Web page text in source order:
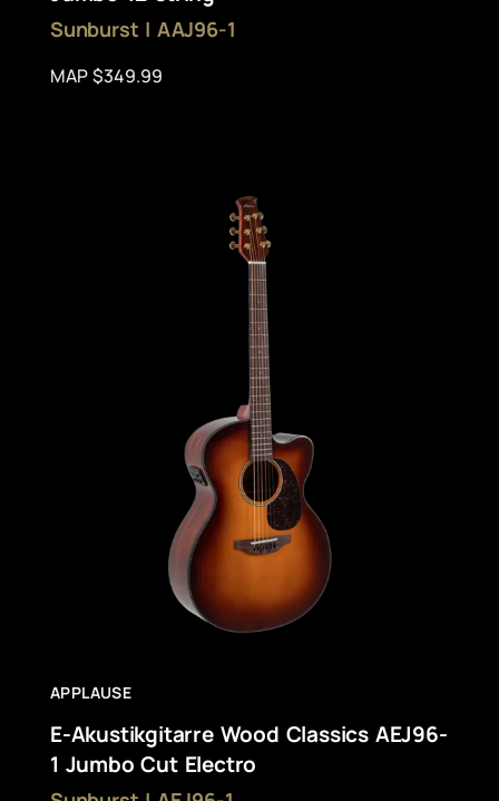
Sunburst | AAJ96-1
MAP $349.99
APPLAUSE
E-Akustikgitarre Wood Classics AEJ96-
1 Jumbo Cut Electro